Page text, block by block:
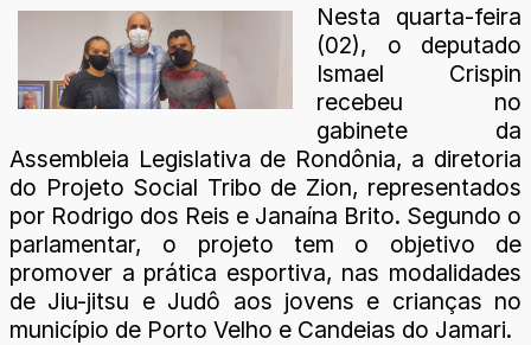
Nesta quarta-feira
(02), o deputado
Ismael Crispin
recebeu no
gabinete da
Assembleia Legislativa de Rondônia, a diretoria
do Projeto Social Tribo de Zion, representados
por Rodrigo dos Reis e Janaína Brito. Segundo o
parlamentar, o projeto tem o objetivo de
promover a prática esportiva, nas modalidades
de Jiu-jitsu e Judô aos jovens e crianças no
município de Porto Velho e Candeias do Jamari.